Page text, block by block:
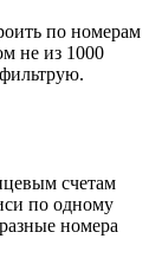
по номерам
не из 1000
счетам
по одному
номера